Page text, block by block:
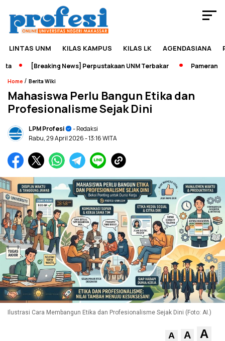
LINTAS UNM KILAS KAMPUS KILAS LK AGENDASIANA
[Breaking News] Perpustakaan UNM Terbakar Pameran
Home / Berita Wiki
Mahasiswa Perlu Bangun Etika dan
Profesionalisme Sejak Dini
LPM Profesi
- Redaksi
Rabu, 29 April 2026- 13:16 WITA
Ilustrasi Cara Membangun Etika dan Profesionalisme Sejak Dini (Foto: AI.)
A A A